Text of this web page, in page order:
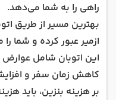
راهی را به شما می‌دهد.
ازمیر عبور کرده و شما
این اتوبان شامل عوارض
کاهش زمان سفر و
بر هزینه بنزین، باید